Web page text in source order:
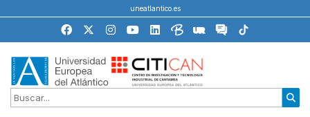
uneatlantico.es